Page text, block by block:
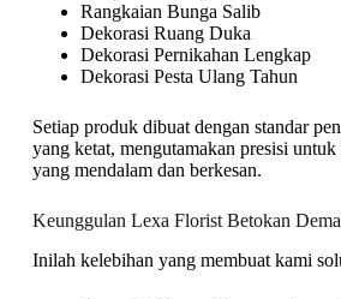
Rangkaian Bunga Salib
Dekorasi Ruang Duka
Dekorasi Pernikahan Lengkap
Dekorasi Pesta Ulang Tahun
Setiap produk dibuat dengan standar
yang ketat, mengutamakan presisi
yang mendalam dan berkesan.
Keunggulan Lexa Florist Betokan
Inilah kelebihan yang membuat kami